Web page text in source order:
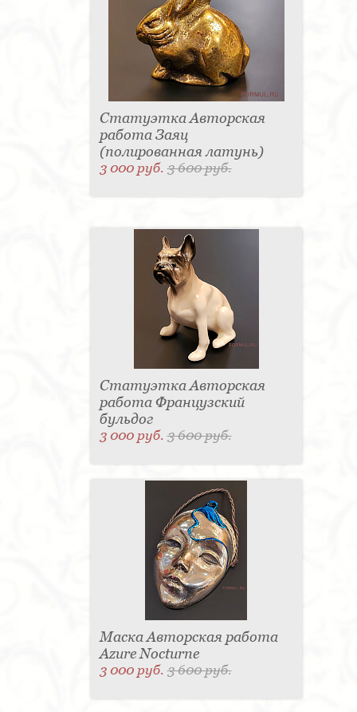
Статуэтка Авторская
работа Заяц
(полированная латунь)
3 000 руб.3 600 руб.
Статуэтка Авторская
работа Французский
бульдог
3 000 руб.3 600 руб.
Маска Авторская работа
Azure Nocturne
3 000 руб.3 600 руб.